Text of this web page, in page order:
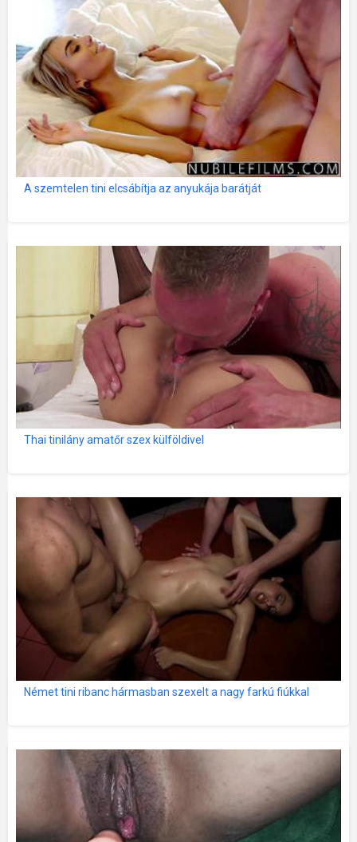
A szemtelen tini elcsábítja az anyukája barátját
Thai tinilány amatőr szex külföldivel
Német tini ribanc hármasban szexelt a nagy farkú fiúkkal